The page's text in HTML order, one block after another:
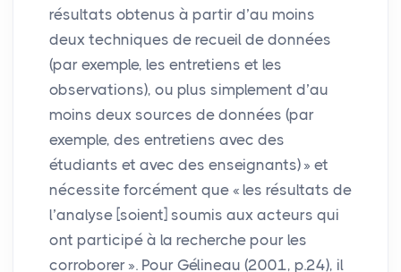
résultats obtenus à partir d’au moins
deux techniques de recueil de données
(par exemple, les entretiens et les
observations), ou plus simplement d’au
moins deux sources de données (par
exemple, des entretiens avec des
étudiants et avec des enseignants) » et
nécessite forcément que « les résultats de
l’analyse [soient] soumis aux acteurs qui
ont participé à la recherche pour les
corroborer ». Pour Gélineau (2001, p.24), il